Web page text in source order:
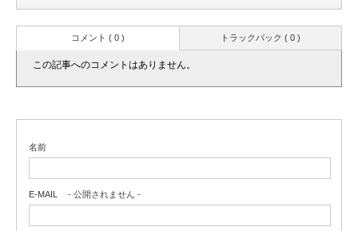
トラックバック ( 0 )
コメント ( 0 )
この記事へのコメントはありません。
名前
E-MAIL - 公開されません -